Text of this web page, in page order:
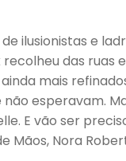
ilusionistas e
recolheu das
mais
esperavam.
E vão ser
Mãos, Nora